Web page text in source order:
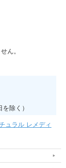
ん。
除く）
ュラル レメディ